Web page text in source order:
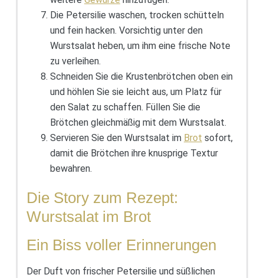
Die Petersilie waschen, trocken schütteln
und fein hacken. Vorsichtig unter den
Wurstsalat heben, um ihm eine frische Note
zu verleihen.
Schneiden Sie die Krustenbrötchen oben ein
und höhlen Sie sie leicht aus, um Platz für
den Salat zu schaffen. Füllen Sie die
Brötchen gleichmäßig mit dem Wurstsalat.
Servieren Sie den Wurstsalat im Brot sofort,
damit die Brötchen ihre knusprige Textur
bewahren.
Die Story zum Rezept:
Wurstsalat im Brot
Ein Biss voller Erinnerungen
Der Duft von frischer Petersilie und süßlichen